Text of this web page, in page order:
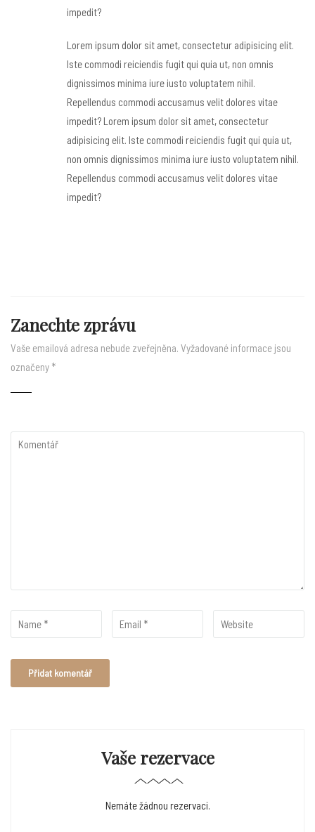
impedit?
Lorem ipsum dolor sit amet, consectetur adipisicing elit.
Iste commodi reiciendis fugit qui quia ut, non omnis
dignissimos minima iure iusto voluptatem nihil.
Repellendus commodi accusamus velit dolores vitae
impedit? Lorem ipsum dolor sit amet, consectetur
adipisicing elit. Iste commodi reiciendis fugit qui quia ut,
non omnis dignissimos minima iure iusto voluptatem nihil.
Repellendus commodi accusamus velit dolores vitae
impedit?
Zanechte zprávu
Vaše emailová adresa nebude zveřejněna. Vyžadované informace jsou
označeny *
Vaše rezervace
Nemáte žádnou rezervaci.